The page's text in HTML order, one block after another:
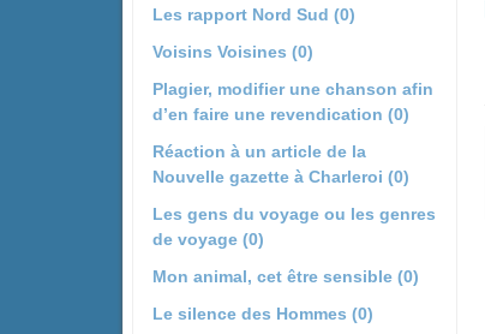
Les rapport Nord Sud (0)
Voisins Voisines (0)
Plagier, modifier une chanson afin
d’en faire une revendication (0)
Réaction à un article de la
Nouvelle gazette à Charleroi (0)
Les gens du voyage ou les genres
de voyage (0)
Mon animal, cet être sensible (0)
Le silence des Hommes (0)